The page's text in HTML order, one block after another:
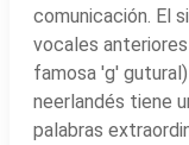
comunicación. El
vocales
famosa 'g'
neerlandés tiene
palabras